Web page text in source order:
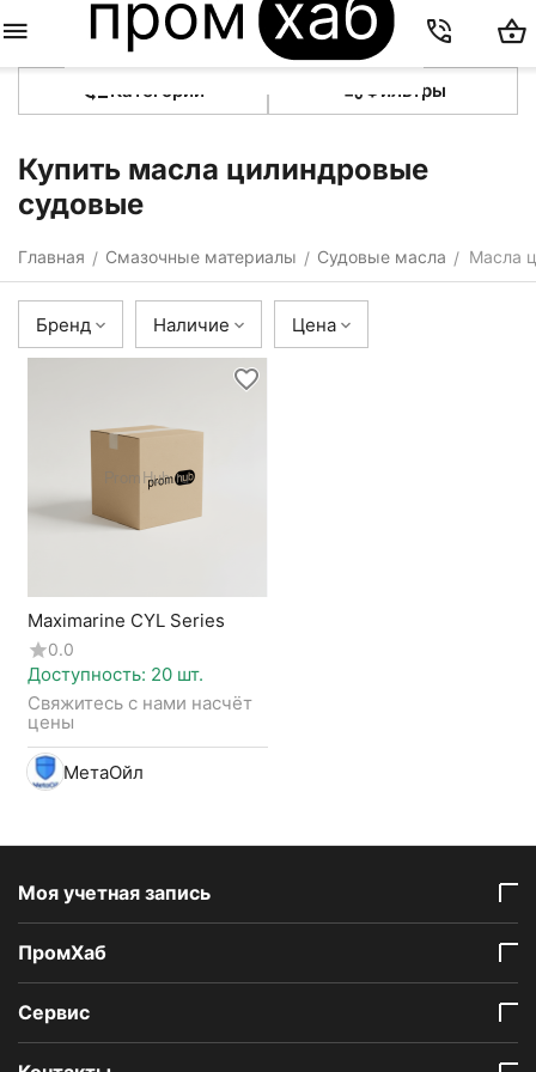
Категории Фильтры
Купить масла цилиндровые
судовые
Главная / Смазочные материалы / Судовые масла / Масла
Бренд Наличие Цена
Maximarine CYL Series
0.0
Доступность: 20 шт.
Свяжитесь с нами насчёт
цены
МетаОйл
Моя учетная запись
ПромХаб
Сервис